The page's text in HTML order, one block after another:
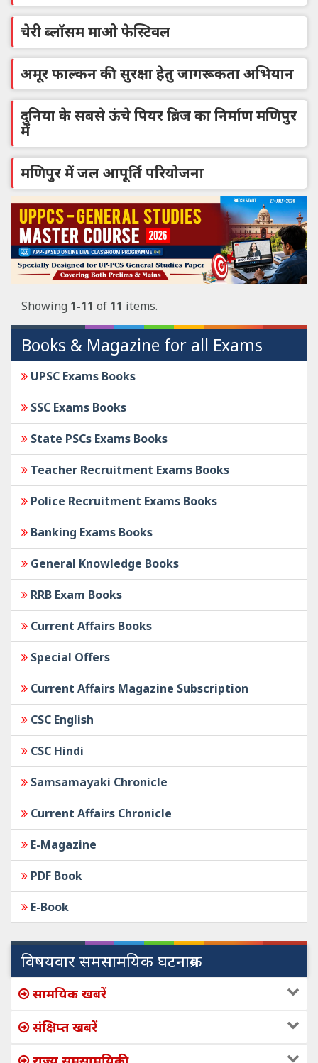
चेरी ब्लॉसम माओ फेस्टिवल
अमूर फाल्कन की सुरक्षा हेतु जागरूकता अभियान
दुनिया के सबसे ऊंचे पियर ब्रिज का निर्माण मणिपुर
में
मणिपुर में जल आपूर्ति परियोजना
Showing 1-11 of 11 items.
Books & Magazine for all Exams
UPSC Exams Books
SSC Exams Books
State PSCs Exams Books
Teacher Recruitment Exams Books
Police Recruitment Exams Books
Banking Exams Books
General Knowledge Books
RRB Exam Books
Current Affairs Books
Special Offers
Current Affairs Magazine Subscription
CSC English
CSC Hindi
Samsamayaki Chronicle
Current Affairs Chronicle
E-Magazine
PDF Book
E-Book
विषयवार समसामयिक घटनाक्रम
सामयिक खबरें
संक्षिप्त खबरें